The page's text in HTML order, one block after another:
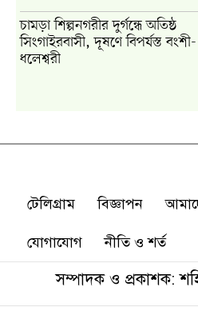
টেলিগ্রাম বিজ্ঞাপন
যোগাযোগ নীতি ও শর্ত
সম্পাদক ও প্রকাশক: